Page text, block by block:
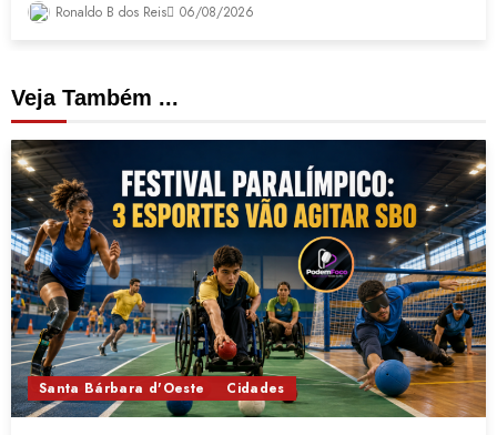
Ronaldo B dos Reis 06/08/2026
Veja Também ...
Santa Bárbara d'Oeste Cidades